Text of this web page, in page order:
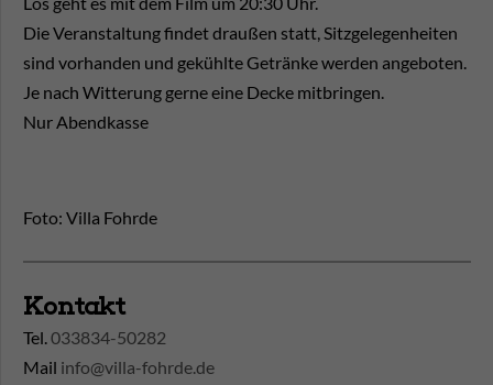
Die Veranstaltung findet draußen statt, Sitzgelegenheiten
sind vorhanden und gekühlte Getränke werden angeboten.
Je nach Witterung gerne eine Decke mitbringen.
Nur Abendkasse
Foto: Villa Fohrde
Kontakt
Tel.033834-50282
Mail info@villa-fohrde.de